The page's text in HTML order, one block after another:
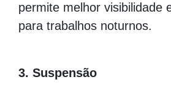
permite melhor visibilidade
para trabalhos noturnos.
3. Suspensão